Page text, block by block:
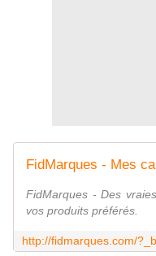
FidMarques - Mes
FidMarques - Des
vos produits préférés.